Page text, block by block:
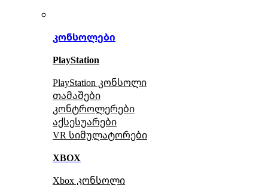
კონსოლები
PlayStation
PlayStation კონსოლი
თამაშები
კონტროლერები
აქსესუარები
VR სიმულატორები
XBOX
Xbox კონსოლი